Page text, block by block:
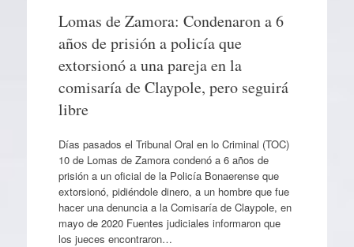
Lomas de Zamora: Condenaron a 6
años de prisión a policía que
extorsionó a una pareja en la
comisaría de Claypole, pero seguirá
libre
Días pasados el Tribunal Oral en lo Criminal (TOC)
10 de Lomas de Zamora condenó a 6 años de
prisión a un oficial de la Policía Bonaerense que
extorsionó, pidiéndole dinero, a un hombre que fue
hacer una denuncia a la Comisaría de Claypole, en
mayo de 2020 Fuentes judiciales informaron que
los jueces encontraron…